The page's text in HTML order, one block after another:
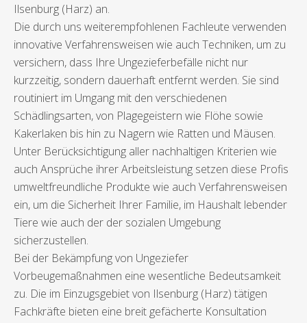
Ilsenburg (Harz) an.
Die durch uns weiterempfohlenen Fachleute verwenden
innovative Verfahrensweisen wie auch Techniken, um zu
versichern, dass Ihre Ungezieferbefälle nicht nur
kurzzeitig, sondern dauerhaft entfernt werden. Sie sind
routiniert im Umgang mit den verschiedenen
Schädlingsarten, von Plagegeistern wie Flöhe sowie
Kakerlaken bis hin zu Nagern wie Ratten und Mäusen.
Unter Berücksichtigung aller nachhaltigen Kriterien wie
auch Ansprüche ihrer Arbeitsleistung setzen diese Profis
umweltfreundliche Produkte wie auch Verfahrensweisen
ein, um die Sicherheit Ihrer Familie, im Haushalt lebender
Tiere wie auch der der sozialen Umgebung
sicherzustellen.
Bei der Bekämpfung von Ungeziefer
Vorbeugemaßnahmen eine wesentliche Bedeutsamkeit
zu. Die im Einzugsgebiet von Ilsenburg (Harz) tätigen
Fachkräfte bieten eine breit gefächerte Konsultation